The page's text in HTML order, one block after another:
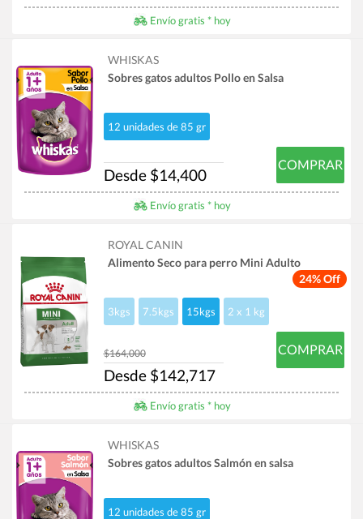
Envío gratis * hoy
WHISKAS
Sobres gatos adultos Pollo en Salsa
12 unidades de 85 gr
Desde $14,400
COMPRAR
Envío gratis * hoy
24% Off
ROYAL CANIN
Alimento Seco para perro Mini Adulto
3kgs 7.5kgs 15kgs 2 x 1 kg
$164,000
Desde $142,717
COMPRAR
Envío gratis * hoy
WHISKAS
Sobres gatos adultos Salmón en salsa
12 unidades de 85 gr